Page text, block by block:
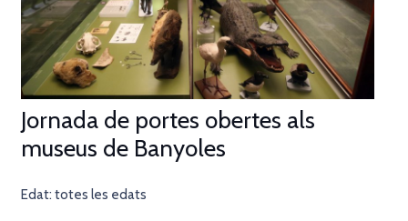
Jornada de portes obertes als
museus de Banyoles
Edat: totes les edats